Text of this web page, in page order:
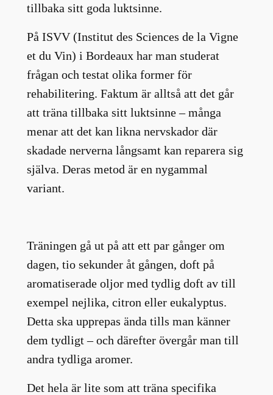
tillbaka sitt goda luktsinne.
På ISVV (Institut des Sciences de la Vigne
et du Vin) i Bordeaux har man studerat
frågan och testat olika former för
rehabilitering. Faktum är alltså att det går
att träna tillbaka sitt luktsinne – många
menar att det kan likna nervskador där
skadade nerverna långsamt kan reparera sig
själva. Deras metod är en nygammal
variant.
Träningen gå ut på att ett par gånger om
dagen, tio sekunder åt gången, doft på
aromatiserade oljor med tydlig doft av till
exempel nejlika, citron eller eukalyptus.
Detta ska upprepas ända tills man känner
dem tydligt – och därefter övergår man till
andra tydliga aromer.
Det hela är lite som att träna specifika